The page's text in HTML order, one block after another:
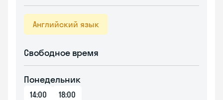
Английский язык
Свободное время
Понедельник
14:00 18:00